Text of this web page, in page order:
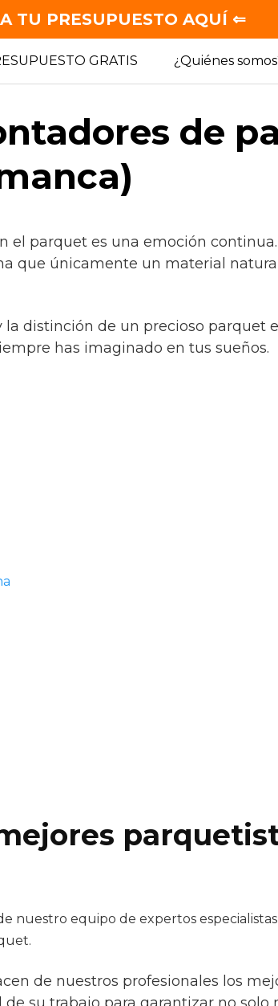
GRATIS ¿Quiénes
de
el parquet es una emoción
que únicamente un material
distinción de un precioso parquet
has imaginado en tus sueños.
de nuestro equipo de expertos
de nuestros profesionales los
TU PRESUPUESTO AQUÍ ⇐